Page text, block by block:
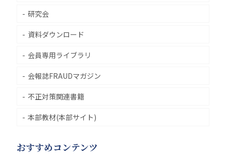
研究会
資料ダウンロード
会員専用ライブラリ
会報誌FRAUDマガジン
不正対策関連書籍
本部教材(本部サイト)
おすすめコンテンツ